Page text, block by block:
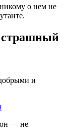
о нем не
страшный
и
— не